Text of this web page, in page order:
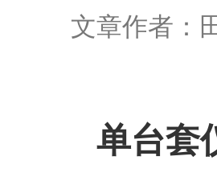
文章作者：
单台套